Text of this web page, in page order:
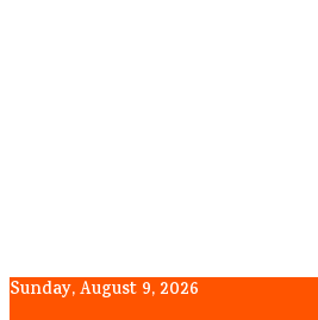
Sunday, August 9, 2026